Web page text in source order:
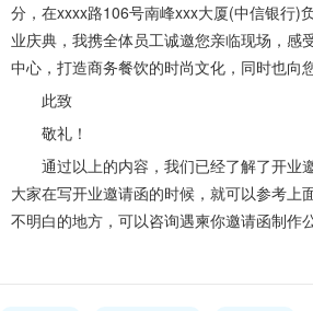
分，在xxxx路106号南峰xxx大厦(中信银行)
业庆典，我携全体员工诚邀您亲临现场，感
中心，打造商务餐饮的时尚文化，同时也向
此致
敬礼！
通过以上的内容，我们已经了解了开业
大家在写开业邀请函的时候，就可以参考上
不明白的地方，可以咨询遇柬你邀请函制作公